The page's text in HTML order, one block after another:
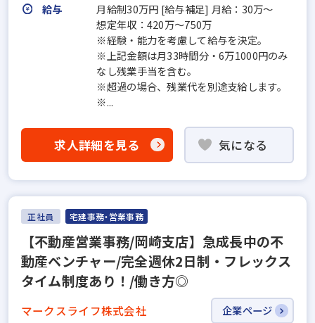
給与
月給制30万円 [給与補足] 月給：30万～
想定年収：420万～750万
※経験・能力を考慮して給与を決定。
※上記金額は月33時間分・6万1000円のみ
なし残業手当を含む。
※超過の場合、残業代を別途支給します。
※...
求人詳細を見る 気になる
正社員 宅建事務・営業事務
【不動産営業事務/岡崎支店】急成長中の不
動産ベンチャー/完全週休2日制・フレックス
タイム制度あり！/働き方◎
マークスライフ株式会社 企業ページ